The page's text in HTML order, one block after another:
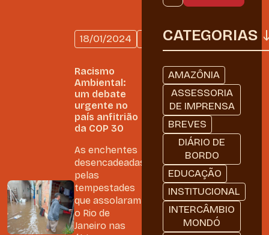
18/01/2024 AMAZÔNIA
Racismo
Ambiental:
um debate
urgente no
país anfitrião
da COP 30
As enchentes
desencadeadas
pelas
tempestades
que assolaram
o Rio de
Janeiro nas
CATEGORIAS
AMAZÔNIA
ASSESSORIA
DE IMPRENSA
BREVES
DIÁRIO DE
BORDO
EDUCAÇÃO
INSTITUCIONAL
INTERCÂMBIO
MONDÓ